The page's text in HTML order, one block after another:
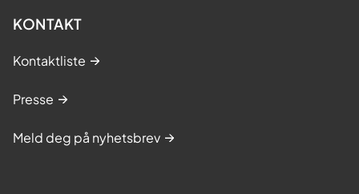
KONTAKT
Kontaktliste
Presse
Meld deg på nyhetsbrev